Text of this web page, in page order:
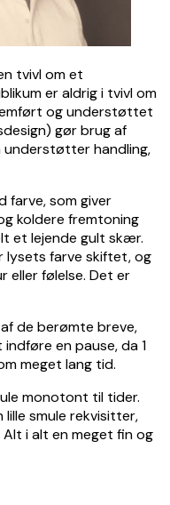
tvivl om et
er aldrig i tvivl om
og understøttet
gør brug af
understøtter handling,
farve, som giver
koldere fremtoning
et lejende gult skær.
lysets farve skiftet, og
eller følelse. Det er
de berømte breve,
en pause, da 1
meget lang tid.
monotont til tider.
smule rekvisitter,
i alt en meget fin og